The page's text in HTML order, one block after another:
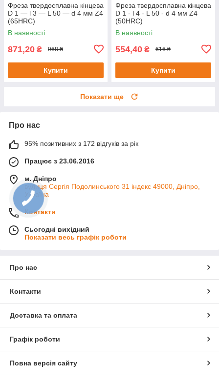
Фреза твердосплавна кінцева
D 1 — l 3 — L 50 — d 4 мм Z4
(65HRC)
В наявності
871,20 ₴ 968 ₴
Купити
Фреза твердосплавна кінцева
D 1 - l 4 - L 50 - d 4 мм Z4
(50HRC)
В наявності
554,40 ₴ 616 ₴
Купити
Показати ще
Про нас
95% позитивних з 172 відгуків за рік
Працює з 23.06.2016
м. Дніпро
вулиця Сергія Подолинського 31 індекс 49000, Дніпро,
Україна
Контакти
Сьогодні вихідний
Показати весь графік роботи
Про нас
Контакти
Доставка та оплата
Графік роботи
Повна версія сайту